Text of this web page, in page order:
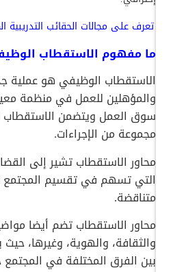
تعرف علىمجالات الحقائب التدريبية
ما مفهوم الاستقطاب
الاستقطاب الوظيفي هو عملية جذب
والمؤهلين للعمل في منظمة
سوق العمل ويتضمن الاستقطاب
مجموعة من الإجراءات.
محاور الاستقطاب تشير إلى القضايا
التي تسهم في تقسيم المجتمع
متناقضة.
محاور الاستقطاب تضم أيضا مواضيع
والثقافة، والهوية، وغيرها، حيث
بين الفرق المختلفة في المجتمع